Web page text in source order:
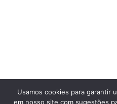
Fale
Usamos cookies para garantir
em nosso site com sugestões